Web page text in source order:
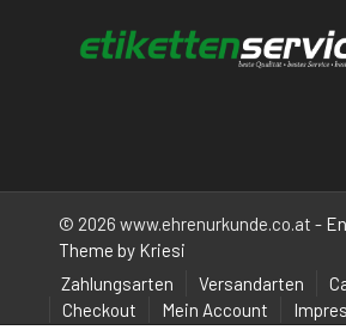
© 2026 www.ehrenurkunde.co.at -
Theme by Kriesi
Zahlungsarten
Versandarten
Checkout
Mein Account